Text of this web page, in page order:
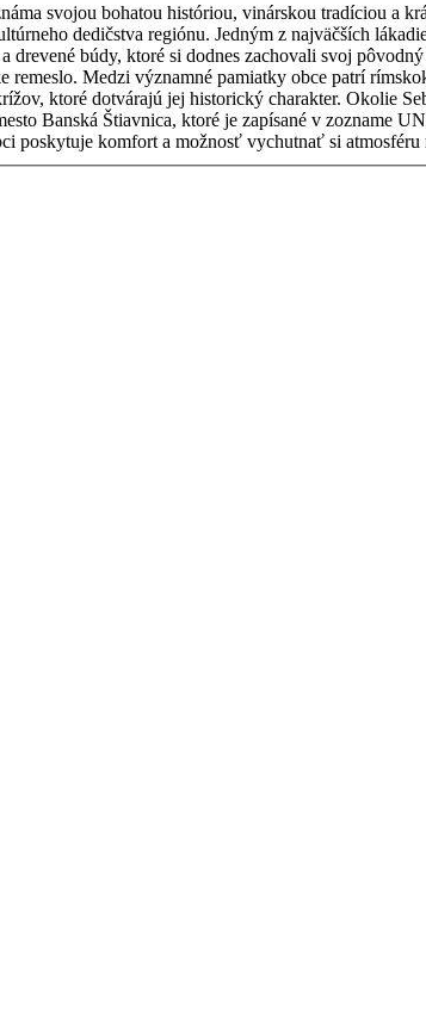
svojou bohatou históriou, vinárskou tradíciou a
vinárska osada Stará Hora, ktorá patrí medzi
búdy, ktoré si dodnes zachovali svoj
pochádza z 18.
Sebechlieb ponúka možnosti na turistiku a cykloturistiku. Návštevníci
v zozname UNESCO. Obec Sebechleby je ideálnym miestom na
komfort a možnosť vychutnať si atmosféru